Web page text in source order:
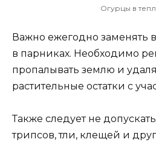
Огурцы в
Важно ежегодно заменять
в парниках. Необходимо
пропалывать землю и
растительные остатки с
Также следует не
трипсов, тли, клещей и